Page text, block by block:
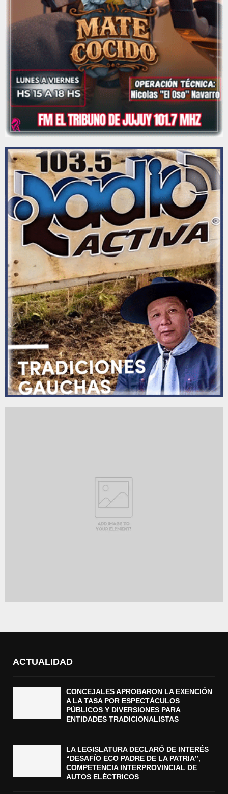
ACTUALIDAD
CONCEJALES APROBARON LA EXENCIÓN
A LA TASA POR ESPECTÁCULOS
PÚBLICOS Y DIVERSIONES PARA
ENTIDADES TRADICIONALISTAS
LA LEGISLATURA DECLARÓ DE INTERÉS
“DESAFÍO ECO PADRE DE LA PATRIA”,
COMPETENCIA INTERPROVINCIAL DE
AUTOS ELÉCTRICOS